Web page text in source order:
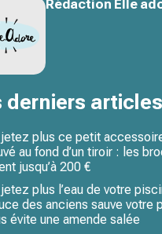
Rédaction Elle
derniers articles
plus ce petit
au fond d’un tiroir : les
jusqu’à 200 €
plus l’eau de votre
des anciens sauve votre
évite une amende salée